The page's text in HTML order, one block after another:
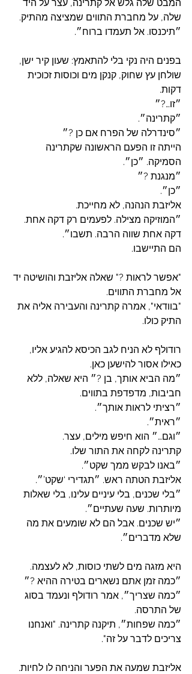
המבט שלה גלש אל קתרינה, עצר על היד
שלה, על מחברת התווים שמציצה מהתיק.
״תיכנסו. אל תעמדו ברוח״.
בפנים היה נקי בלי להתאמץ: שעון קיר ישן,
שולחן עץ שחוק, קנקן מים וכוסות זכוכית
דקות.
״זו…?״
״קתרינה״.
״סינדרלה של הפרח אם כן ?״
הייתה זו הפעם הראשונה שקתרינה
הסמיקה. ״כן״.
״מנגנת ?״
״כן״.
אליזבת הנהנה, לא מחייכת.
״המוזיקה מצילה. לפעמים רק דקה אחת.
דקה אחת שווה הרבה. תשבו״.
הם התיישבו.
"אפשר לראות ?" שאלה אליזבת והושיטה יד
אל מחברת התווים.
"בוודאי", אמרה קתרינה והעבירה אליה את
התיק כולו.
רודולף לא הניח לגב הכיסא להגיע אליו,
כאילו אסור להישען כאן.
״מה הביא אותך, בן ?״ היא שאלה, ללא
חביבות, מדפדפת בתווים.
״רציתי לראות אותך״.
״ראית״.
״וגם…״ הוא חיפש מילים, עצר.
קתרינה לקחה את התור שלו.
״באנו לבקש ממך שקט״.
אליזבת הטתה ראש. ״תגדירי ‘שקט’״.
״בלי שכנים, בלי עיניים עלינו, בלי שאלות
מיותרות. שעה שעתיים״.
״יש שכנים. אבל הם לא שומעים את מה
שלא מדברים״.
היא מזגה מים לשתי כוסות, לא לעצמה.
״כמה זמן אתם נשארים בטירה ההיא ?״
״כמה שצריך״, אמר רודולף ונעמד בסוג
של התרסה.
״כמה שפחות״, תיקנה קתרינה. "ואנחנו
צריכים לדבר על זה".
אליזבת שמעה את הפער והניחה לו לחיות.